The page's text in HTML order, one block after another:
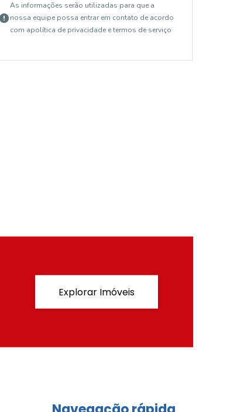
R$ 800,00 / mês
Sala para alugar, 30 m²
As informações serão utilizadas para que a
nossa equipe possa entrar em contato de acordo
com apolítica de privacidade e termos de serviço
Explorar Imóveis